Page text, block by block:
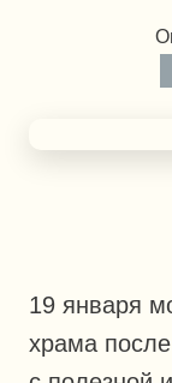
19 января
храма